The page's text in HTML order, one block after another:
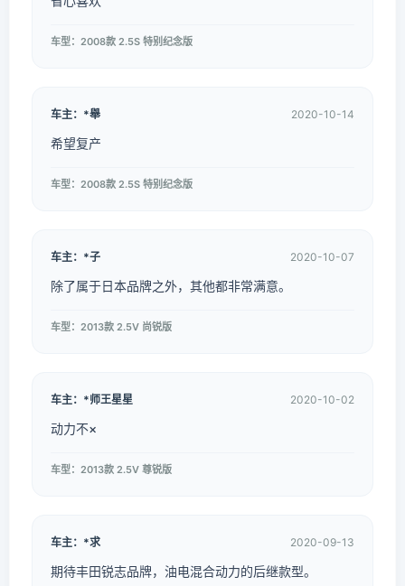
车型：2008款 2.5S 特别纪念版
车主：*舉 2020-10-14
希望复产
车型：2008款 2.5S 特别纪念版
车主：*子 2020-10-07
除了属于日本品牌之外，其他都非常满意。
车型：2013款 2.5V 尚锐版
车主：*师王星星 2020-10-02
动力不×
车型：2013款 2.5V 尊锐版
车主：*求 2020-09-13
期待丰田锐志品牌，油电混合动力的后继款型。